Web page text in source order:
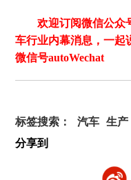
欢迎订阅微信公众
车行业内幕消息，一起
微信号autoWechat
标签搜索： 汽车 生产
分享到